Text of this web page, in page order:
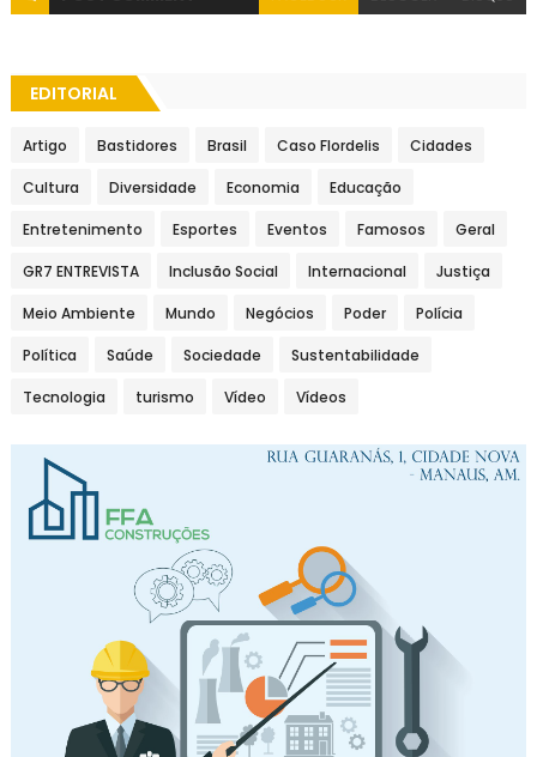
EDITORIAL
Artigo Bastidores Brasil Caso Flordelis Cidades
Cultura Diversidade Economia Educação
Entretenimento Esportes Eventos Famosos Geral
GR7 ENTREVISTA Inclusão Social Internacional Justiça
Meio Ambiente Mundo Negócios Poder Polícia
Política Saúde Sociedade Sustentabilidade
Tecnologia turismo Vídeo Vídeos